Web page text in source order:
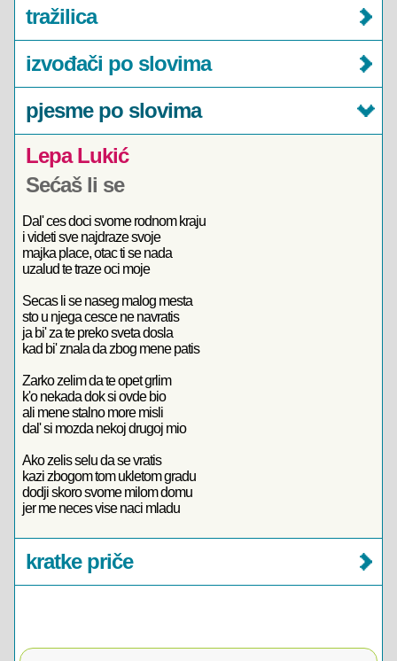
tražilica
izvođači po slovima
pjesme po slovima
Lepa Lukić
Sećaš li se
Dal' ces doci svome rodnom kraju
i videti sve najdraze svoje
majka place, otac ti se nada
uzalud te traze oci moje
Secas li se naseg malog mesta
sto u njega cesce ne navratis
ja bi' za te preko sveta dosla
kad bi' znala da zbog mene patis
Zarko zelim da te opet grlim
k'o nekada dok si ovde bio
ali mene stalno more misli
dal' si mozda nekoj drugoj mio
Ako zelis selu da se vratis
kazi zbogom tom ukletom gradu
dodji skoro svome milom domu
jer me neces vise naci mladu
kratke priče